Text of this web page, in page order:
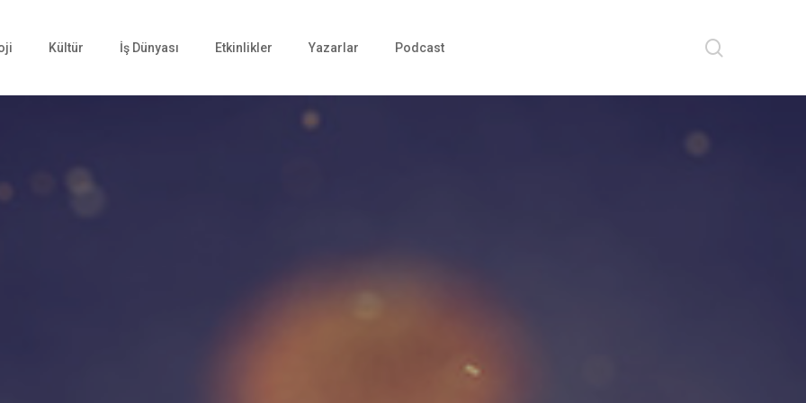
Kültür İş Dünyası Etkinlikler Yazarlar Podcast